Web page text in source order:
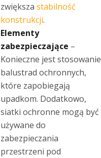
zwiększa stabilność
konstrukcji.
Elementy
zabezpieczające –
Konieczne jest stosowanie
balustrad ochronnych,
które zapobiegają
upadkom. Dodatkowo,
siatki ochronne mogą być
używane do
zabezpieczania
przestrzeni pod